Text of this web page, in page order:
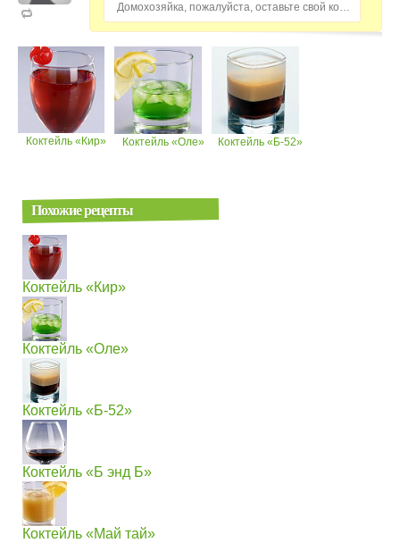
Домохозяйка, пожалуйста, оставьте свой комментарий...
Коктейль «Кир» Коктейль «Оле» Коктейль «Б-52»
Похожие рецепты
Коктейль «Кир»
Коктейль «Оле»
Коктейль «Б-52»
Коктейль «Б энд Б»
Коктейль «Май тай»